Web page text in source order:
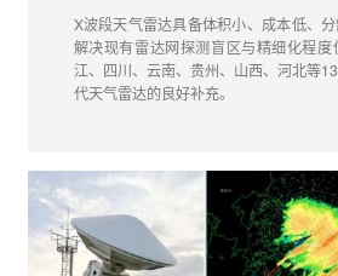
X波段天气雷达具备体积小、成本低、
解决现有雷达网探测盲区与精细化程
江、四川、云南、贵州、山西、河北等
代天气雷达的良好补充。